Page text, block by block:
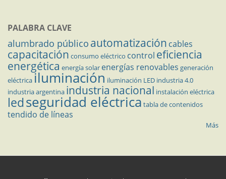
PALABRA CLAVE
alumbrado público automatización cables
capacitación consumo eléctrico control eficiencia
energética energía solar energías renovables generación
eléctricailuminación iluminación LED industria 4.0
industria argentina industria nacional instalación eléctrica
ledseguridad eléctrica tabla de contenidos
tendido de líneas
Más